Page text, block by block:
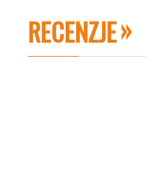
RECENZJE